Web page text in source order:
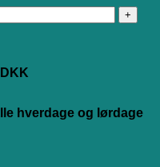
hverdage og lørdage